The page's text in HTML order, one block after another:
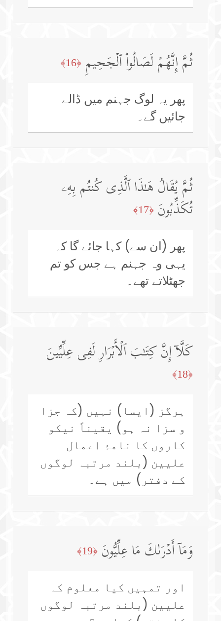
ثُمَّ إِنَّهُمۡ لَصَالُوا۟ ٱلۡجَحِیمِ ﴿16﴾
پھر یہ لوگ جہنم میں ڈالے
جائیں گے۔
ثُمَّ یُقَالُ هَـٰذَا ٱلَّذِی كُنتُم بِهِۦ
تُكَذِّبُونَ ﴿17﴾
پھر (ان سے) کہا جائے گا کہ
یہی وہ جہنم ہے جس کو تم
جھٹلاتے تھے۔
كَلَّاۤ إِنَّ كِتَـٰبَ ٱلۡأَبۡرَارِ لَفِی عِلِّیِّینَ
﴿18﴾
ہرگز (ایسا) نہیں (کہ جزا
و سزا نہ ہو) یقیناً نیکو
کاروں کا نامۂ اعمال
علیین (بلند مرتبہ لوگوں
کے دفتر) میں ہے۔
وَمَاۤ أَدۡرَىٰكَ مَا عِلِّیُّونَ ﴿19﴾
اور تمہیں کیا معلوم کہ
علیین (بلند مرتبہ لوگوں